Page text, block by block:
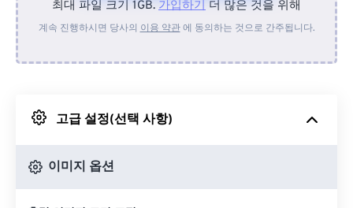
장치에서
Google 드라이브에서
최대 파일 크기 1GB. 가입하기 더 많은 것을 위해
계속 진행하시면 당사의 이용 약관에 동의하는 것으로 간주됩니다.
고급 설정(선택 사항)
이미지 옵션